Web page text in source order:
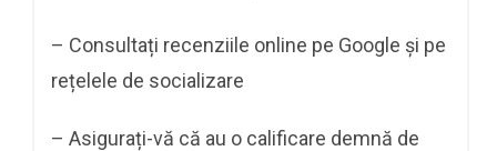
– Consultați recenziile online pe Google și pe
rețelele de socializare
– Asigurați-vă că au o calificare demnă de